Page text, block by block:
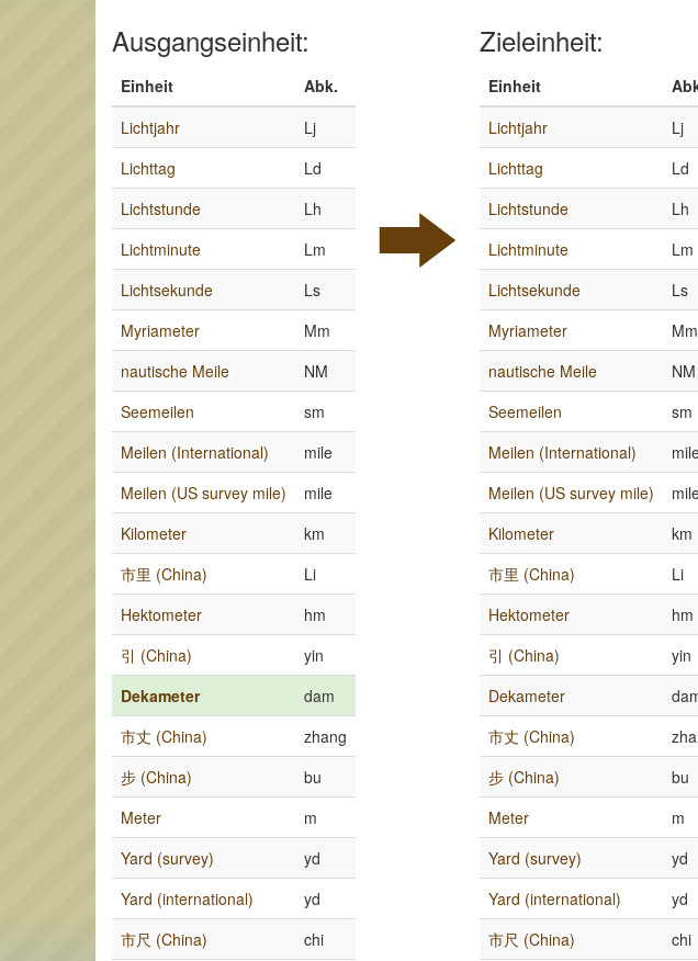
Ausgangseinheit:
Einheit
Abk.
Lichtjahr
Lj
Lichttag
Ld
Lichtstunde
Lh
Lichtminute
Lm
Lichtsekunde
Ls
Myriameter
Mm
nautische Meile
NM
Seemeilen
sm
Meilen (International)
mile
Meilen (US survey mile)
mile
Kilometer
km
市里 (China)
Li
Hektometer
hm
引 (China)
yin
Dekameter
dam
市丈 (China)
zhang
步 (China)
bu
Meter
m
Yard (survey)
yd
Yard (international)
yd
市尺 (China)
chi
Zieleinheit:
Einheit
Lichtjahr
Lj
Lichttag
Ld
Lichtstunde
Lh
Lichtminute
Lm
Lichtsekunde
Ls
Myriameter
Mm
nautische Meile
NM
Seemeilen
sm
Meilen (International)
Meilen (US survey mile)
Kilometer
km
市里 (China)
Li
Hektometer
hm
引 (China)
yin
Dekameter
市丈 (China)
步 (China)
bu
Meter
m
Yard (survey)
yd
Yard (international)
yd
市尺 (China)
chi